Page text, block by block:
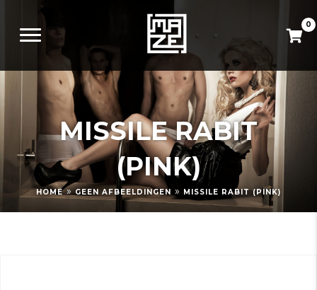
0
MISSILE RABIT
(PINK)
HOME » GEEN AFBEELDINGEN » MISSILE RABIT (PINK)